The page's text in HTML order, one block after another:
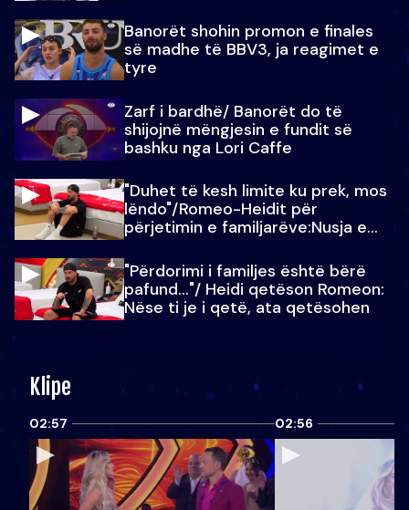
Banorët shohin promon e finales
së madhe të BBV3, ja reagimet e
tyre
Zarf i bardhë/ Banorët do të
shijojnë mëngjesin e fundit së
bashku nga Lori Caffe
"Duhet të kesh limite ku prek, mos
lëndo"/Romeo-Heidit për
përjetimin e familjarëve:Nusja e
"Përdorimi i familjes është bërë
pafund…"/ Heidi qetëson Romeon:
Nëse ti je i qetë, ata qetësohen
Klipe
02:57 02:56